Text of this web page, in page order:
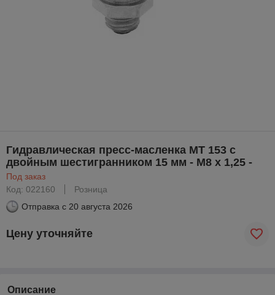
Гидравлическая пресс-масленка МТ 153 с
двойным шестигранником 15 мм - М8 x 1,25 -
Под заказ
Код: 022160
Розница
Отправка с 20 августа 2026
Цену уточняйте
Описание